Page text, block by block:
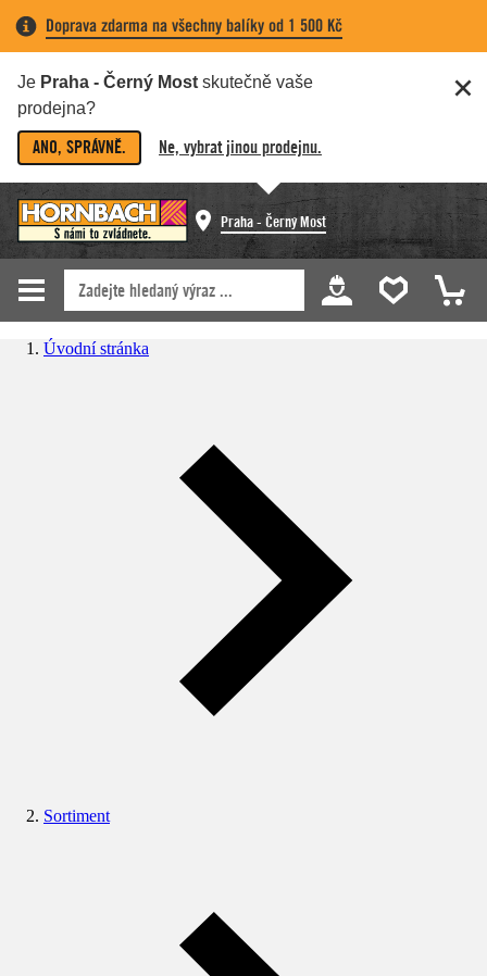
Doprava zdarma na všechny balíky od 1 500 Kč
Je Praha - Černý Most skutečně vaše
prodejna?
ANO, SPRÁVNĚ. Ne, vybrat jinou prodejnu.
Praha - Černý Most
Úvodní stránka
Sortiment